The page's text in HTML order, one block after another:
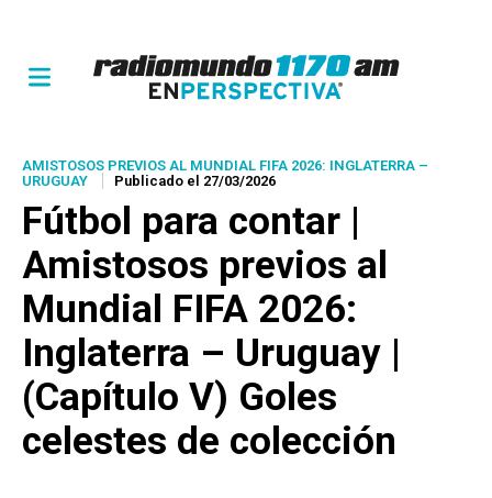
AMISTOSOS PREVIOS AL MUNDIAL FIFA 2026: INGLATERRA –
URUGUAY
Publicado el 27/03/2026
Fútbol para contar |
Amistosos previos al
Mundial FIFA 2026:
Inglaterra – Uruguay |
(Capítulo V) Goles
celestes de colección